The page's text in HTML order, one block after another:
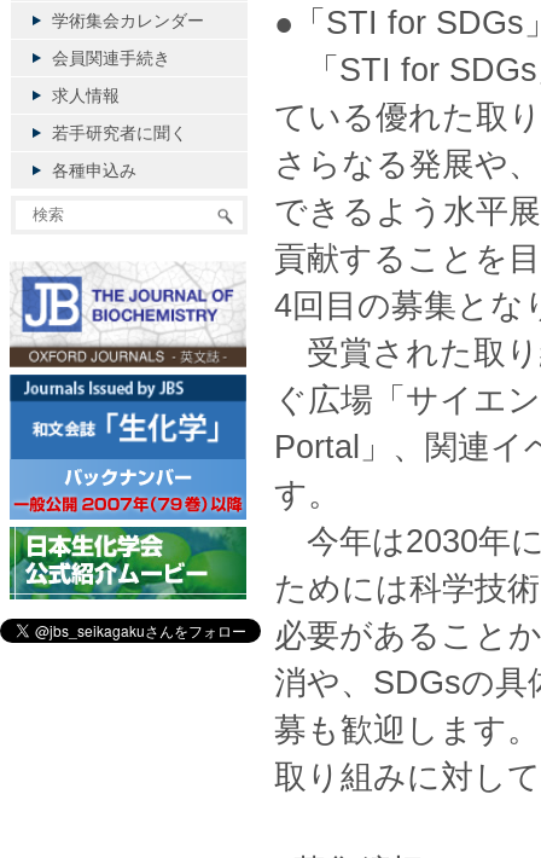
●「STI for SDGs
「STI for SDGs
ている優れた取
さらなる発展や
できるよう水平
貢献することを
4回目の募集とな
受賞された取り
ぐ広場「サイエ
Portal」、関連
す。
今年は2030年
ためには科学技
必要があること
消や、SDGsの
募も歓迎します
取り組みに対し
学術集会カレンダー
会員関連手続き
求人情報
若手研究者に聞く
各種申込み